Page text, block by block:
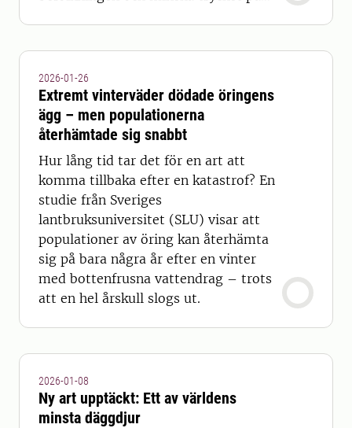
2026-01-26
Extremt vinterväder dödade öringens
ägg – men populationerna
återhämtade sig snabbt
Hur lång tid tar det för en art att
komma tillbaka efter en katastrof? En
studie från Sveriges
lantbruksuniversitet (SLU) visar att
populationer av öring kan återhämta
sig på bara några år efter en vinter
med bottenfrusna vattendrag – trots
att en hel årskull slogs ut.
2026-01-08
Ny art upptäckt: Ett av världens
minsta däggdjur